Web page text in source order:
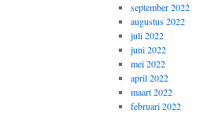
september 2022
augustus 2022
juli 2022
juni 2022
mei 2022
april 2022
maart 2022
februari 2022